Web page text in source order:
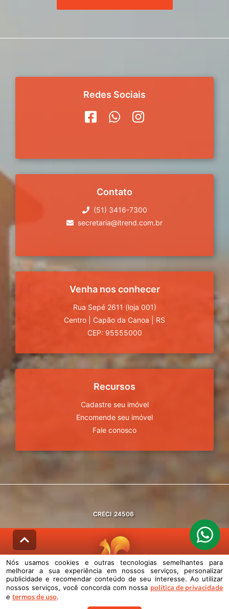
Redes Sociais
Contato
(51) 3416-7300
secretaria@itrend.com.br
Venha nos conhecer
Rua Sepé 2611 (loja 001)
Centro
Capão da Canoa
RS
CEP: 95555000
Recursos
Cadastre seu imóvel
Encomende seu imóvel
Fale conosco
CRECI 24506
© DESENVOLVIDO PELAAGIL.NET
Nós usamos cookies e outras tecnologias semelhantes para melhorar a
sua experiência em nossos serviços, personalizar publicidade e
Nós usamos cookies e outras tecnologias semelhantes para
melhorar a sua experiência em nossos serviços, personalizar
publicidade e recomendar conteúdo de seu interesse. Ao utilizar
nossos serviços, você concorda com nossa política de privacidade
e termos de uso.